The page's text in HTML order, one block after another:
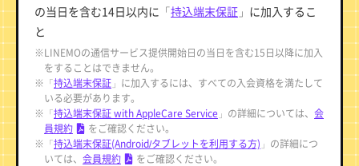
の当日を含む14日以内に「持込端末保証 」に加入するこ
と
※LINEMOの通信サービス提供開始日の当日を含む15日以降に加入
をすることはできません。
※「持込端末保証 」に加入するには、すべての入会資格を満たして
いる必要があります。
※「持込端末保証 with AppleCare Service 」の詳細については、 会
員規約
をご確認ください。
※「持込端末保証(Android/タブレットを利用する方) 」の詳細につ
いては、 会員規約 をご確認ください。